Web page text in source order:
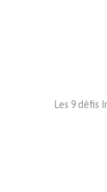
Les 9